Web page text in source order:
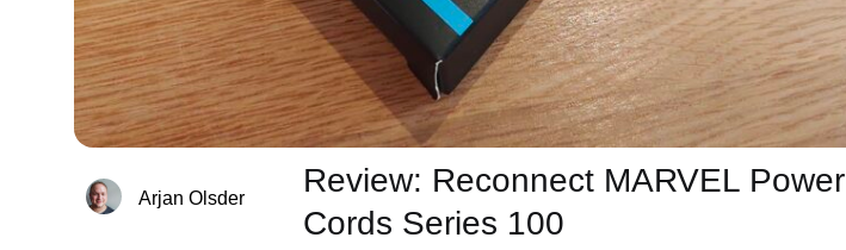
Arjan Olsder
Review: Reconnect MARVEL Power
Cords Series 100